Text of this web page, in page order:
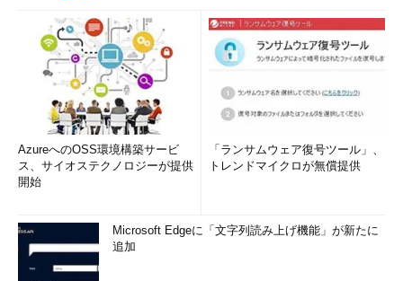
AzureへのOSS環境構築サービ
ス、サイオステクノロジーが提供
開始
「ランサムウェア復号ツール」、
トレンドマイクロが無償提供
Microsoft Edgeに「文字列読み上げ機能」が新たに
追加